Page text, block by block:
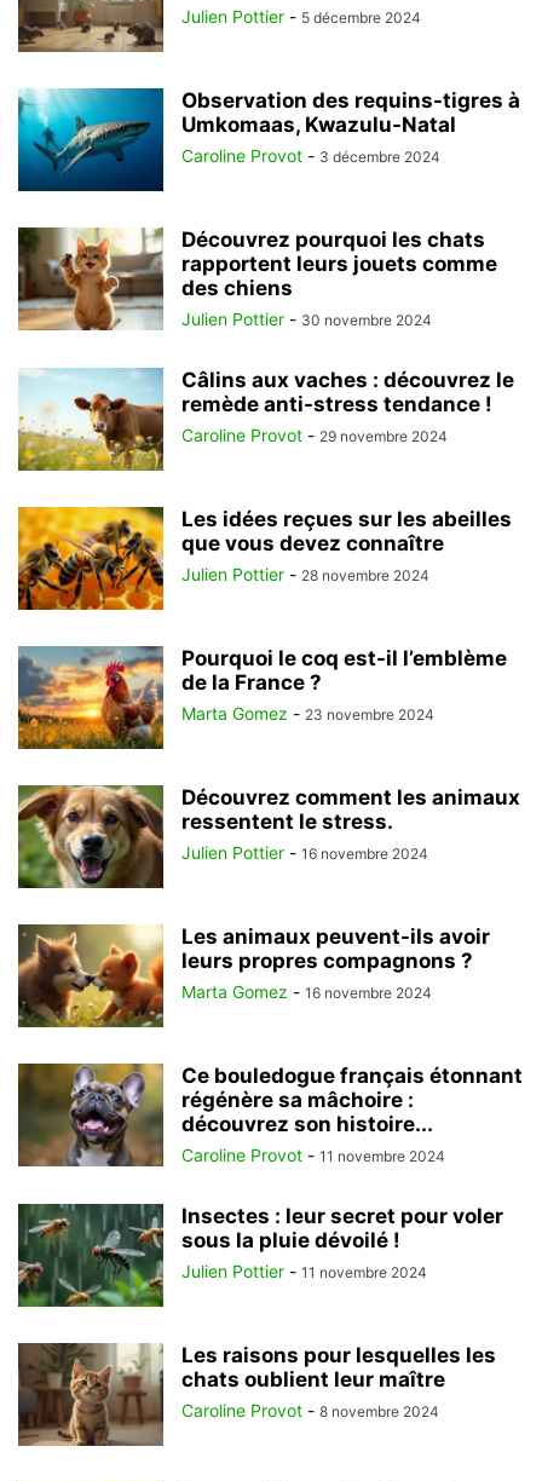
Julien Pottier - 5 décembre 2024
Observation des requins-tigres à
Umkomaas, Kwazulu-Natal
Caroline Provot - 3 décembre 2024
Découvrez pourquoi les chats
rapportent leurs jouets comme
des chiens
Julien Pottier - 30 novembre 2024
Câlins aux vaches : découvrez le
remède anti-stress tendance !
Caroline Provot - 29 novembre 2024
Les idées reçues sur les abeilles
que vous devez connaître
Julien Pottier - 28 novembre 2024
Pourquoi le coq est-il l’emblème
de la France ?
Marta Gomez - 23 novembre 2024
Découvrez comment les animaux
ressentent le stress.
Julien Pottier - 16 novembre 2024
Les animaux peuvent-ils avoir
leurs propres compagnons ?
Marta Gomez - 16 novembre 2024
Ce bouledogue français étonnant
régénère sa mâchoire :
découvrez son histoire...
Caroline Provot - 11 novembre 2024
Insectes : leur secret pour voler
sous la pluie dévoilé !
Julien Pottier - 11 novembre 2024
Les raisons pour lesquelles les
chats oublient leur maître
Caroline Provot - 8 novembre 2024